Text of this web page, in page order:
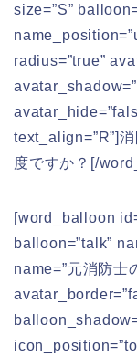
size=”S”
radius=”true”
text_align=”R”]
度ですか？[/
[word_balloon
balloon=”talk”
name=”元消防士